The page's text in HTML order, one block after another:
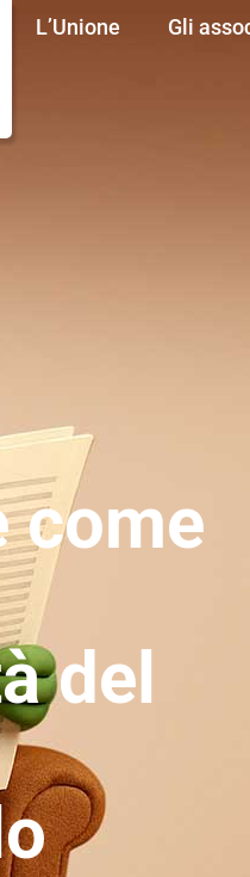
L’Unione Gli
come
del